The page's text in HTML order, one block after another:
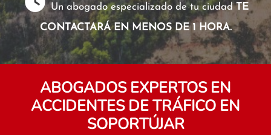
Un abogado especializado de tu ciudadTE
CONTACTARÁ EN MENOS DE 1 HORA.
ABOGADOS EXPERTOS EN
ACCIDENTES DE TRÁFICO EN
SOPORTÚJAR